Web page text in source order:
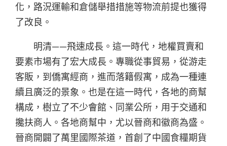
化，路況運輸和倉儲舉措措施等物流前提也獲得
了改良。
明清——飛速成長。這一時代，地權買賣和
要素市場有了宏大成長。專職從事貿易，從游走
客販，到僑寓經商，進而落籍假寓，成為一種連
續且廣泛的景象。也是在這一時代，各地的商幫
構成，樹立了不少會館、同業公所，用于交通和
攙扶商人。各地商幫中，尤以晉商和徽商為盛。
晉商開闢了萬里國際茶道，首創了中國食糧期貨